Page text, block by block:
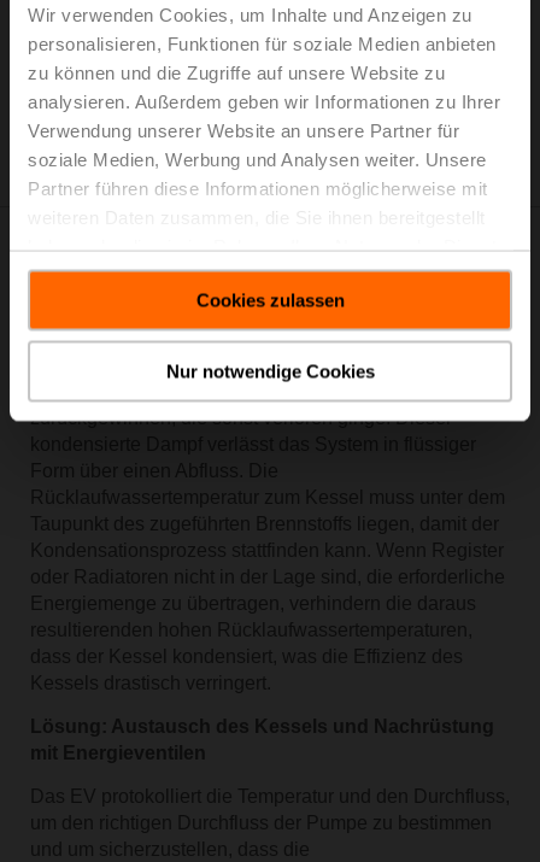
Wir verwenden Cookies, um Inhalte und Anzeigen zu
personalisieren, Funktionen für soziale Medien anbieten
zu können und die Zugriffe auf unsere Website zu
analysieren. Außerdem geben wir Informationen zu Ihrer
Verwendung unserer Website an unsere Partner für
soziale Medien, Werbung und Analysen weiter. Unsere
Partner führen diese Informationen möglicherweise mit
gesammelt haben.
Cookies zulassen
Nur notwendige Cookies
Problem: Schlechte Energieeffizienz eines
Brennwertkessel erreichen einen hohen Wirkungsgrad
(in der Regel über 90%), indem sie den Wasserdampf in
zurückgewinnen, die sonst verloren ginge. Dieser
Taupunkt des zugeführten Brennstoffs liegen, damit der
Kondensationsprozess stattfinden kann. Wenn Register
oder Radiatoren nicht in der Lage sind, die erforderliche
Energiemenge zu übertragen, verhindern die daraus
resultierenden hohen Rücklaufwassertemperaturen,
dass der Kessel kondensiert, was die Effizienz des
Kessels drastisch verringert.
Lösung: Austausch des Kessels und Nachrüstung
mit Energieventilen
Das EV protokolliert die Temperatur und den Durchfluss,
um den richtigen Durchfluss der Pumpe zu bestimmen
und um sicherzustellen, dass die